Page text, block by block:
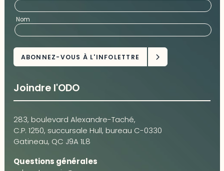
Nom
Joindre l'ODO
283, boulevard Alexandre-Taché,
C.P. 1250, succursale Hull, bureau C-0330
Gatineau, QC J9A 1L8
Questions générales